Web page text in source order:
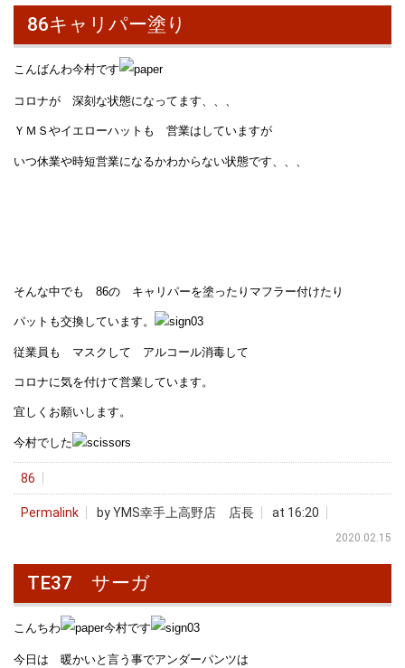
86キャリパー塗り
こんばんわ今村です
コロナが 深刻な状態になってます、、、
ＹＭＳやイエローハットも 営業はしていますが
いつ休業や時短営業になるかわからない状態です、、、
そんな中でも 86の キャリパーを塗ったりマフラー付けたり
パットも交換しています。
従業員も マスクして アルコール消毒して
コロナに気を付けて営業しています。
宜しくお願いします。
今村でした
86
Permalink by YMS幸手上高野店 店長 at 16:20
2020.02.15
TE37 サーガ
こんちわ 今村です
今日は 暖かいと言う事でアンダーパンツは